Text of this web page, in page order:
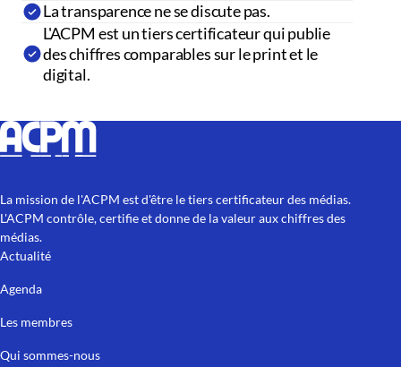
La transparence ne se discute pas.
L'ACPM est un tiers certificateur qui publie
des chiffres comparables sur le print et le
digital.
La mission de l'ACPM est d'être le tiers certificateur des médias.
L'ACPM contrôle, certifie et donne de la valeur aux chiffres des
médias.
Actualité
Agenda
Les membres
Qui sommes-nous